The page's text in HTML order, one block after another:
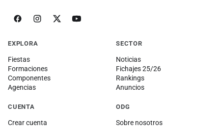
EXPLORA
Fiestas
Formaciones
Componentes
Agencias
SECTOR
Noticias
Fichajes 25/26
Rankings
Anuncios
CUENTA
Crear cuenta
ODG
Sobre nosotros